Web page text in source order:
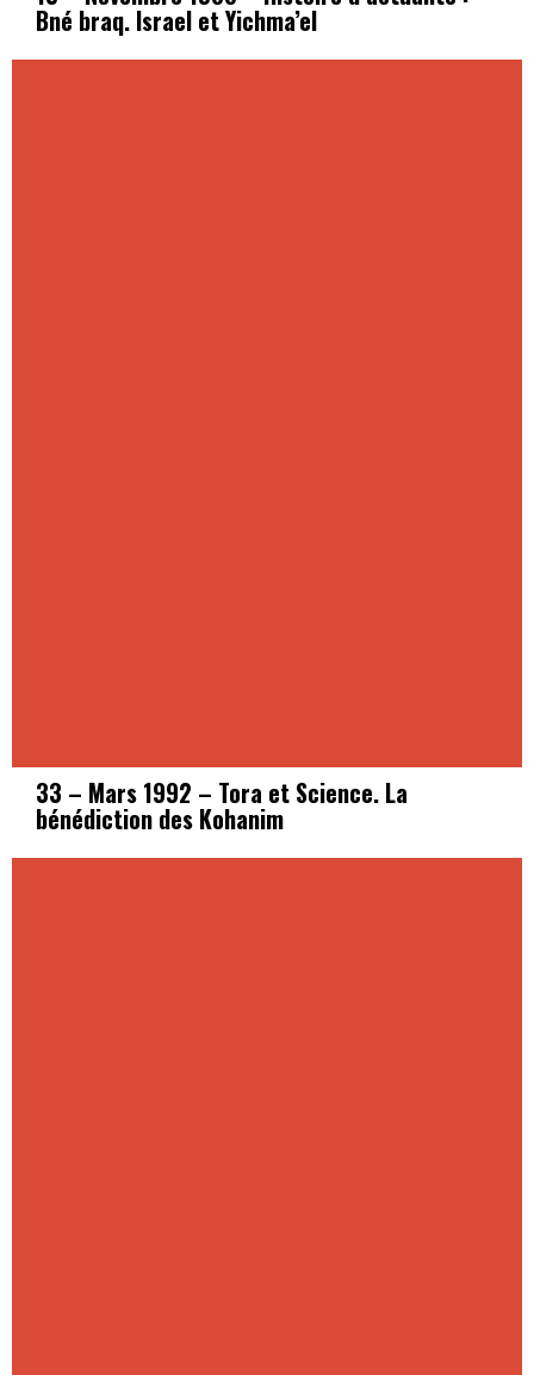
Bné braq. Israel et Yichma’el
33 – Mars 1992 – Tora et Science. La
bénédiction des Kohanim